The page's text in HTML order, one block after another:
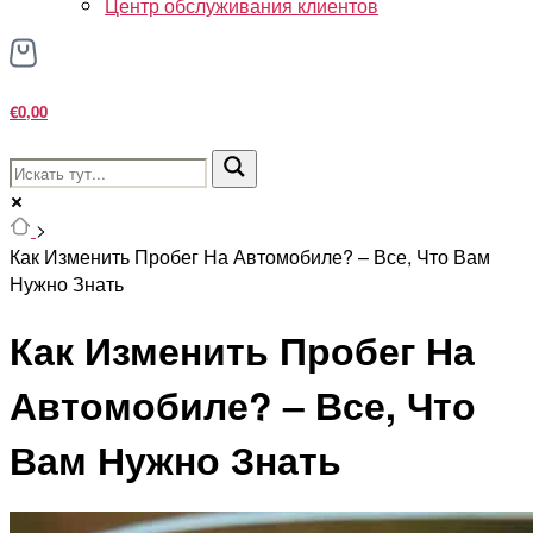
Центр обслуживания клиентов
€0,00
>
Как Изменить Пробег На Автомобиле? – Все, Что Вам
Нужно Знать
Как Изменить Пробег На
Автомобиле? – Все, Что
Вам Нужно Знать